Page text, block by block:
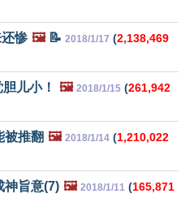
惨 🖼️📝 2018/1/17 (2,138,469
儿小！ 🖼️ 2018/1/15 (261,942
被推翻 🖼️ 2018/1/14 (1,210,022
神旨意(7) 🖼️ 2018/1/11 (165,871